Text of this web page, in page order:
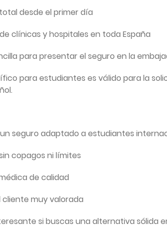
desde el primer día
clínicas y hospitales en toda España
para presentar el seguro en la
para estudiantes es válido para la
seguro adaptado a estudiantes
copagos ni límites
de calidad
muy valorada
si buscas una alternativa sólida